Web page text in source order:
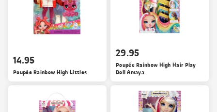
14.95
Poupée Rainbow High Littles
29.95
Poupée Rainbow High Hair Play
Doll Amaya